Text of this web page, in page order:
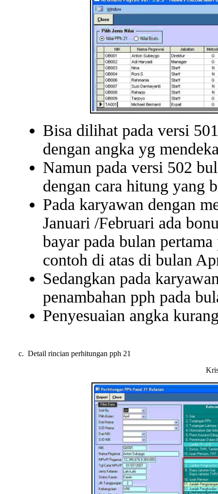
Bisa dilihat pada versi
dengan angka yg
Namun pada versi 502
dengan cara hitung yang
Pada karyawan dengan
Januari /Februari ada
bayar pada bulan
contoh di atas di bulan
Sedangkan pada
penambahan pph pada
Penyesuaian angka
c. Detail rincian perhitungan pph 21